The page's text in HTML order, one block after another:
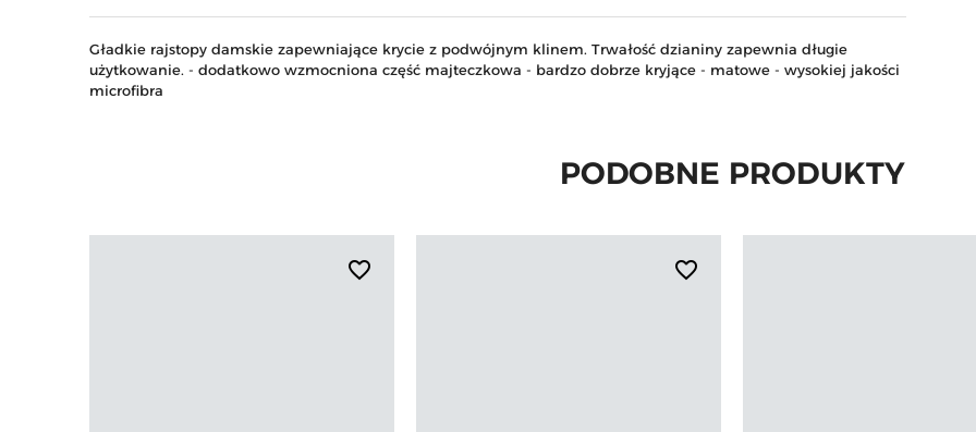
Gładkie rajstopy damskie zapewniające krycie z podwójnym klinem. Trwałość dzianiny zapewnia długie
użytkowanie. - dodatkowo wzmocniona część majteczkowa - bardzo dobrze kryjące - matowe - wysokiej jakości
microfibra
PODOBNE PRODUKTY
favorite_border favorite_border